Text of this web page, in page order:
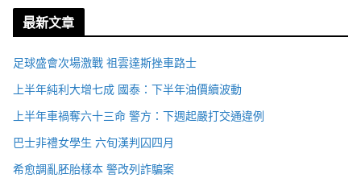
最新文章
足球盛會次場激戰 祖雲達斯挫車路士
上半年純利大增七成 國泰：下半年油價續波動
上半年車禍奪六十三命 警方：下週起嚴打交通違例
巴士非禮女學生 六旬漢判囚四月
希愈調亂胚胎樣本 警改列詐騙案